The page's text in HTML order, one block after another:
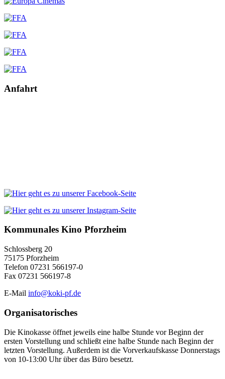
Anfahrt
Kommunales Kino Pforzheim
Schlossberg 20
75175 Pforzheim
Telefon 07231 566197-0
Fax 07231 566197-8
E-Mail info@koki-pf.de
Organisatorisches
Die Kinokasse öffnet jeweils eine halbe Stunde vor Beginn der
ersten Vorstellung und schließt eine halbe Stunde nach Beginn der
letzten Vorstellung. Außerdem ist die Vorverkaufskasse Donnerstags
von 10-13:00 Uhr über das Büro besetzt.